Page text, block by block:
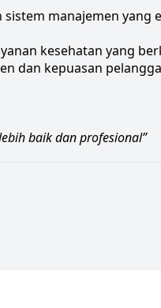
sistem manajemen
kesehatan yang
dan kepuasan
baik dan profesional”